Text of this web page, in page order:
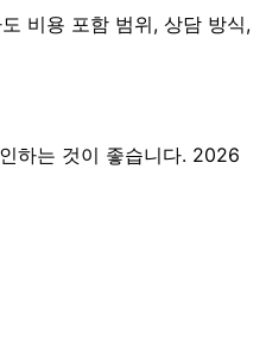
비용 포함 범위, 상담 방식,
하는 것이 좋습니다. 2026